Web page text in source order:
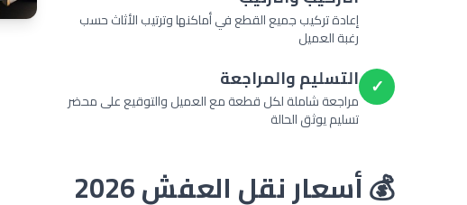
إعادة تركيب جميع القطع في أماكنها وترتيب الأثاث حسب
رغبة العميل
✓ التسليم والمراجعة
مراجعة شاملة لكل قطعة مع العميل والتوقيع على محضر
تسليم يوثق الحالة
💰 أسعار نقل العفش 2026